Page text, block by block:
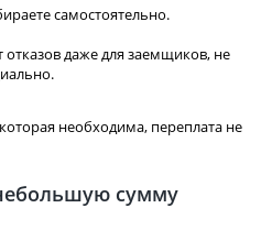
самостоятельно.
даже для заемщиков, не
необходима, переплата не
сумму